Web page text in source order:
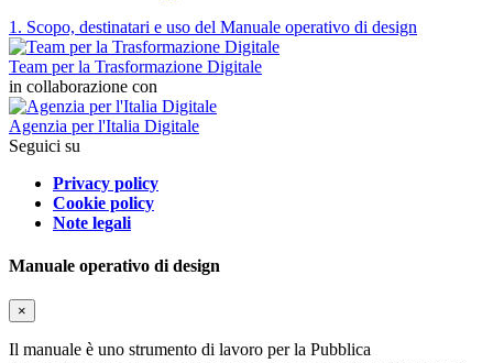
1. Scopo, destinatari e uso del Manuale operativo di design
Team per la Trasformazione Digitale
in collaborazione con
Agenzia per l'Italia Digitale
Seguici su
Privacy policy
Cookie policy
Note legali
Manuale operativo di design
×
Il manuale è uno strumento di lavoro per la Pubblica